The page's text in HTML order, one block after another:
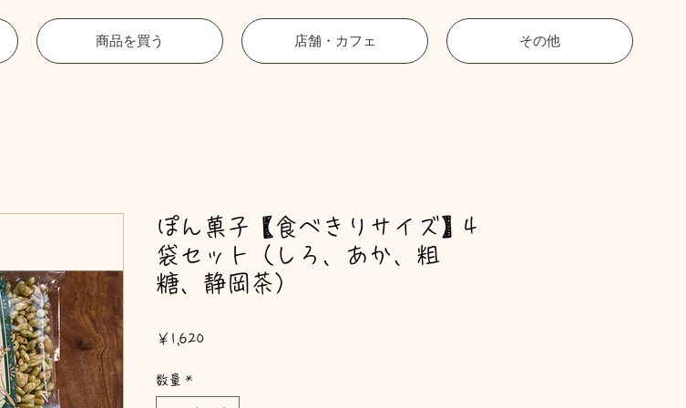
商品を買う 店舗・カフェ その他
ぽん菓子【食べきりサイズ】4
袋セット（しろ、あか、粗
糖、静岡茶）
￥1,620価格
数量 *